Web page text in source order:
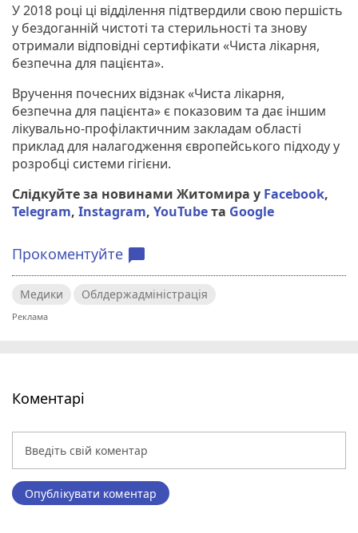
У 2018 році ці відділення підтвердили свою першість
у бездоганній чистоті та стерильності та знову
отримали відповідні сертифікати «Чиста лікарня,
безпечна для пацієнта».
Вручення почесних відзнак «Чиста лікарня,
безпечна для пацієнта» є показовим та дає іншим
лікувально-профілактичним закладам області
приклад для налагодження європейського підходу у
розробці системи гігієни.
Слідкуйте за новинами Житомира у Facebook,
Telegram, Instagram, YouTubeта Google
Прокоментуйте chat_bubble
Медики Облдержадміністрація
Коментарі
Опублікувати коментар